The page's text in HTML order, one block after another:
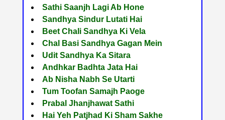
Sathi Saanjh Lagi Ab Hone
Sandhya Sindur Lutati Hai
Beet Chali Sandhya Ki Vela
Chal Basi Sandhya Gagan Mein
Udit Sandhya Ka Sitara
Andhkar Badhta Jata Hai
Ab Nisha Nabh Se Utarti
Tum Toofan Samajh Paoge
Prabal Jhanjhawat Sathi
Hai Yeh Patjhad Ki Sham Sakhe